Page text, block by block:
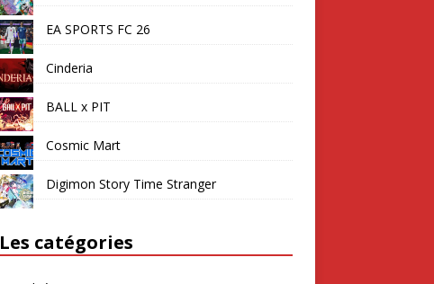
EA SPORTS FC 26
Cinderia
BALL x PIT
Cosmic Mart
Digimon Story Time Stranger
Les catégories